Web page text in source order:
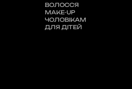
ВОЛОССЯ
MAKE-UP
ЧОЛОВІКАМ
ДЛЯ ДІТЕЙ